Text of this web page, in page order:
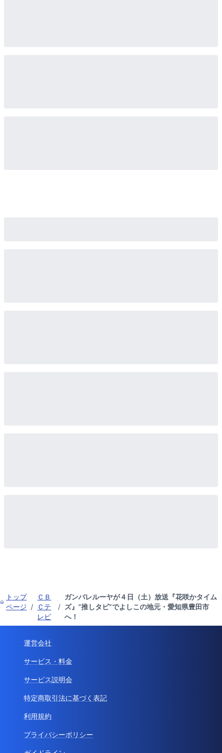
トップ
ページ /
ＣＢ
Ｃテ
レビ
/
ガンバレルーヤが４日（土）放送『花咲かタイム
ズ』”推しタビ”でよしこの地元・愛知県豊田市
へ！
運営会社
サービス・料金
サービス説明会
特定商取引法に基づく表記
利用規約
プライバシーポリシー